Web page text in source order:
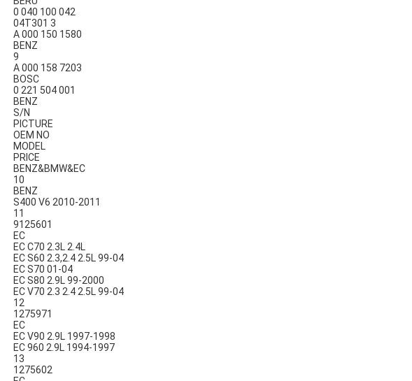
0 040 100 042
04T301 3
A 000 150 1580
BENZ
9
A 000 158 7203
BOSC
0 221 504 001
BENZ
S/N
PICTURE
OEM NO
MODEL
PRICE
BENZ&BMW&EC
10
BENZ
S400 V6 2010-2011
11
9125601
EC
EC C70 2.3L 2.4L
EC S60 2.3,2.4 2.5L 99-04
EC S70 01-04
EC S80 2.9L 99-2000
EC V70 2.3 2.4 2.5L 99-04
12
1275971
EC
EC V90 2.9L 1997-1998
EC 960 2.9L 1994-1997
13
1275602